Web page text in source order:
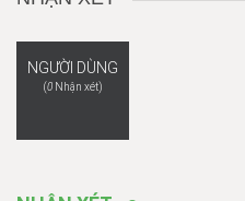
NGƯỜI DÙNG
(0Nhận xét)